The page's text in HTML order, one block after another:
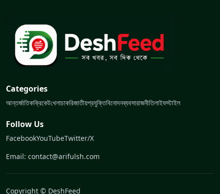
Categories
আন্তর্জাতিকক্রিকেটখেলাচাকরিজাতীয়প্রযুক্তিবিনোদনব্যবসারাজনীতিলাইফস্টাইল
Follow Us
FacebookYouTubeTwitter/X
Email: contact@arifulsh.com
Copyright © DeshFeed